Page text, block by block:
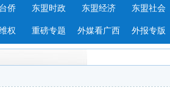
侨 东盟时政 东盟经济 东盟社会
权 重磅专题 外媒看广西 外报专版